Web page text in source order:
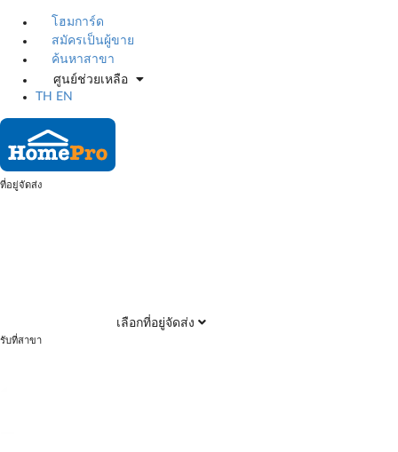
โฮมการ์ด
สมัครเป็นผู้ขาย
ค้นหาสาขา
ศูนย์ช่วยเหลือ
TH
EN
ที่อยู่จัดส่ง
เลือกที่อยู่จัดส่ง
รับที่สาขา